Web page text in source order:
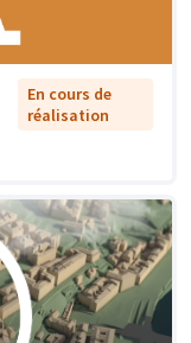
En cours de
réalisation